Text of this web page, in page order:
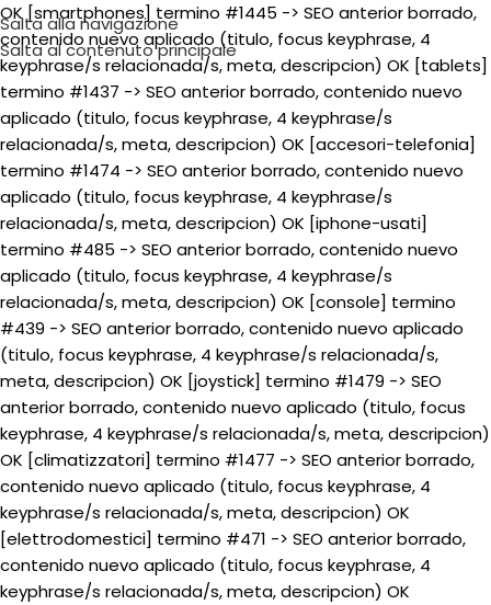
OK [smartphones] termino #1445 -> SEO anterior borrado,
contenido nuevo aplicado (titulo, focus keyphrase, 4
keyphrase/s relacionada/s, meta, descripcion) OK [tablets]
termino #1437 -> SEO anterior borrado, contenido nuevo
aplicado (titulo, focus keyphrase, 4 keyphrase/s
relacionada/s, meta, descripcion) OK [accesori-telefonia]
termino #1474 -> SEO anterior borrado, contenido nuevo
aplicado (titulo, focus keyphrase, 4 keyphrase/s
relacionada/s, meta, descripcion) OK [iphone-usati]
termino #485 -> SEO anterior borrado, contenido nuevo
aplicado (titulo, focus keyphrase, 4 keyphrase/s
relacionada/s, meta, descripcion) OK [console] termino
#439 -> SEO anterior borrado, contenido nuevo aplicado
(titulo, focus keyphrase, 4 keyphrase/s relacionada/s,
meta, descripcion) OK [joystick] termino #1479 -> SEO
anterior borrado, contenido nuevo aplicado (titulo, focus
keyphrase, 4 keyphrase/s relacionada/s, meta, descripcion)
OK [climatizzatori] termino #1477 -> SEO anterior borrado,
contenido nuevo aplicado (titulo, focus keyphrase, 4
keyphrase/s relacionada/s, meta, descripcion) OK
[elettrodomestici] termino #471 -> SEO anterior borrado,
contenido nuevo aplicado (titulo, focus keyphrase, 4
keyphrase/s relacionada/s, meta, descripcion) OK
Salta alla navigazione
Salta al contenuto principale